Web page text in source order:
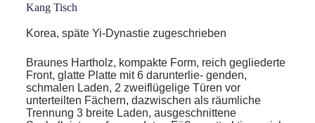
Kang Tisch
Korea, späte Yi-Dynastie zugeschrieben
Braunes Hartholz, kompakte Form, reich gegliederte
Front, glatte Platte mit 6 darunterlie- genden,
schmalen Laden, 2 zweiflügelige Türen vor
unterteilten Fächern, dazwischen als räumliche
Trennung 3 breite Laden, ausgeschnittene